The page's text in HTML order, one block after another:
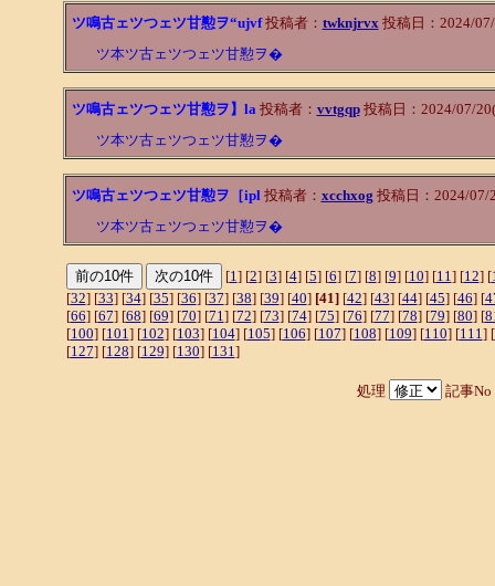
ツ鳴古ェツつェツ甘懃ヲ“ujvf投稿者： twknjrvx投稿日：2024/
ツ本ツ古ェツつェツ甘懃ヲ�
ツ鳴古ェツつェツ甘懃ヲ】la投稿者： vvtgqp投稿日：2024/07/
ツ本ツ古ェツつェツ甘懃ヲ�
ツ鳴古ェツつェツ甘懃ヲ［ipl投稿者： xcchxog 投稿日：2024/07/
ツ本ツ古ェツつェツ甘懃ヲ�
[1] [2] [3] [4] [5] [6] [7] [8] [9] [10] [11] [12] [
[32] [33] [34] [35] [36] [37] [38] [39] [40] [41][42] [43] [44] [45] [46] [
[66] [67] [68] [69] [70] [71] [72] [73] [74] [75] [76] [77] [78] [79] [80] [
[100] [101] [102] [103] [104] [105] [106] [107] [108] [109] [110] [111] [
[127] [128] [129] [130] [131]
処理 記事No